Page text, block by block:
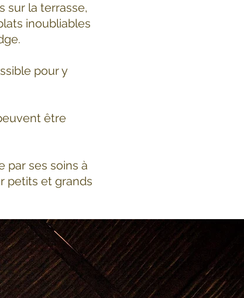
sur la terrasse,
inoubliables
pour y
être
par ses soins à
petits et grands